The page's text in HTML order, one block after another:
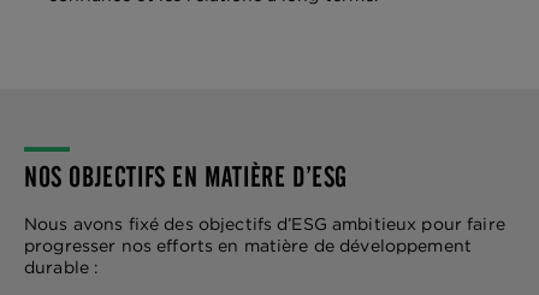
NOS OBJECTIFS EN MATIÈRE D’ESG
Nous avons fixé des objectifs d’ESG ambitieux pour faire
progresser nos efforts en matière de développement
durable :